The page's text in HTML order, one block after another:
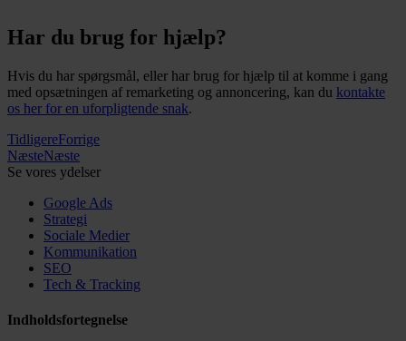
Har du brug for hjælp?
Hvis du har spørgsmål, eller har brug for hjælp til at komme i gang
med opsætningen af remarketing og annoncering, kan du kontakte
os her for en uforpligtende snak.
TidligereForrige
NæsteNæste
Se vores ydelser
Google Ads
Strategi
Sociale Medier
Kommunikation
SEO
Tech & Tracking
Indholdsfortegnelse